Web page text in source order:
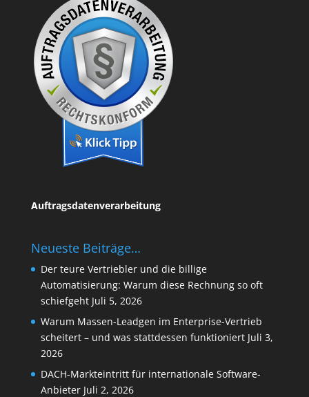
Auftragsdatenverarbeitung
Neueste Beiträge…
Der teure Vertriebler und die billige
Automatisierung: Warum diese Rechnung so oft
schiefgeht Juli 5, 2026
Warum Massen-Leadgen im Enterprise-Vertrieb
scheitert – und was stattdessen funktioniert Juli 3,
2026
DACH-Markteintritt für internationale Software-
Anbieter Juli 2, 2026